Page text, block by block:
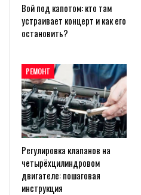
Вой под капотом: кто там
устраивает концерт и как его
остановить?
РЕМОНТ
Регулировка клапанов на
четырёхцилиндровом
двигателе: пошаговая
инструкция